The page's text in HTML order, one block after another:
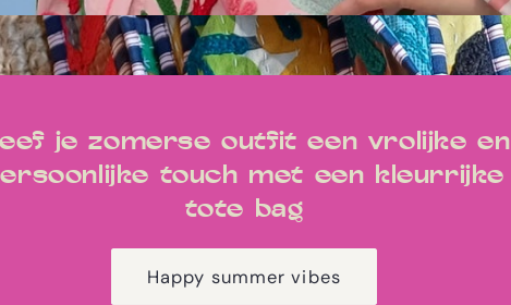
je zomerse outfit een vrolijke en
touch met een kleurrijke
tote bag
Happy summer vibes